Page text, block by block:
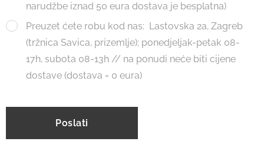
narudžbe iznad 50 eura dostava je besplatna)
Preuzet ćete robu kod nas: Lastovska 2a, Zagreb
(tržnica Savica, prizemlje); ponedjeljak-petak 08-
17h, subota 08-13h // na ponudi neće biti cijene
dostave (dostava = 0 eura)
Poslati